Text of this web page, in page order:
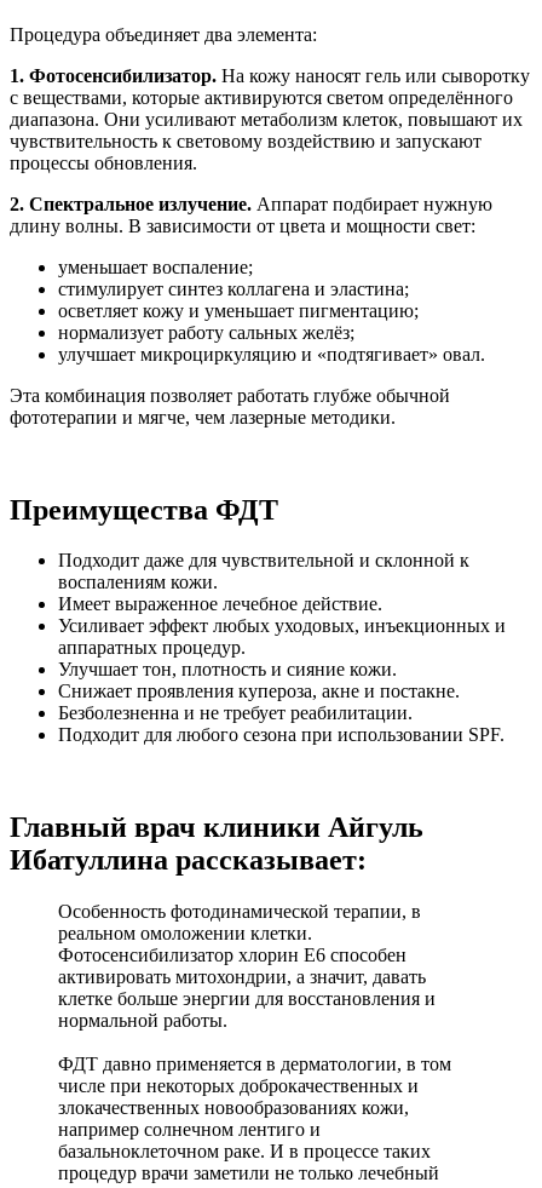
Процедура объединяет два элемента:
1. Фотосенсибилизатор. На кожу наносят гель или сыворотку
с веществами, которые активируются светом определённого
диапазона. Они усиливают метаболизм клеток, повышают их
чувствительность к световому воздействию и запускают
процессы обновления.
2. Спектральное излучение. Аппарат подбирает нужную
длину волны. В зависимости от цвета и мощности свет:
уменьшает воспаление;
стимулирует синтез коллагена и эластина;
осветляет кожу и уменьшает пигментацию;
нормализует работу сальных желёз;
улучшает микроциркуляцию и «подтягивает» овал.
Эта комбинация позволяет работать глубже обычной
фототерапии и мягче, чем лазерные методики.
Преимущества ФДТ
Подходит даже для чувствительной и склонной к
воспалениям кожи.
Имеет выраженное лечебное действие.
Усиливает эффект любых уходовых, инъекционных и
аппаратных процедур.
Улучшает тон, плотность и сияние кожи.
Снижает проявления купероза, акне и постакне.
Безболезненна и не требует реабилитации.
Подходит для любого сезона при использовании SPF.
Главный врач клиники Айгуль
Ибатуллина рассказывает:
Особенность фотодинамической терапии, в
реальном омоложении клетки.
Фотосенсибилизатор хлорин Е6 способен
активировать митохондрии, а значит, давать
клетке больше энергии для восстановления и
нормальной работы.
ФДТ давно применяется в дерматологии, в том
числе при некоторых доброкачественных и
злокачественных новообразованиях кожи,
например солнечном лентиго и
базальноклеточном раке. И в процессе таких
процедур врачи заметили не только лечебный